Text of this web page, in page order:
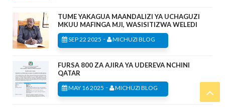
TUME YAKAGUA MAANDALIZI YA UCHAGUZI
MKUU MAFINGA MJI, WASISITIZWA WELEDI
SEP 22 2025 - MICHUZI BLOG
FURSA 800 ZA AJIRA YA UDEREVA NCHINI
QATAR
MAY 16 2025 - MICHUZI BLOG